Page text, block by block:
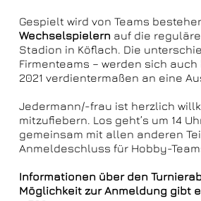
Gespielt wird von Teams
Wechselspielern auf die
Stadion in Köflach. Die
Firmenteams – werden sich
2021 verdientermaßen an eine
Jedermann/-frau ist herzlich
mitzufiebern. Los geht’s um 14
gemeinsam mit allen anderen
Anmeldeschluss für Hobby-
Informationen über den
Möglichkeit zur Anmeldung gibt